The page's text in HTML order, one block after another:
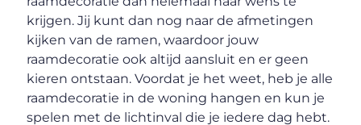
krijgen. Jij kunt dan nog naar de afmetingen
kijken van de ramen, waardoor jouw
raamdecoratie ook altijd aansluit en er geen
kieren ontstaan. Voordat je het weet, heb je alle
raamdecoratie in de woning hangen en kun je
spelen met de lichtinval die je iedere dag hebt.